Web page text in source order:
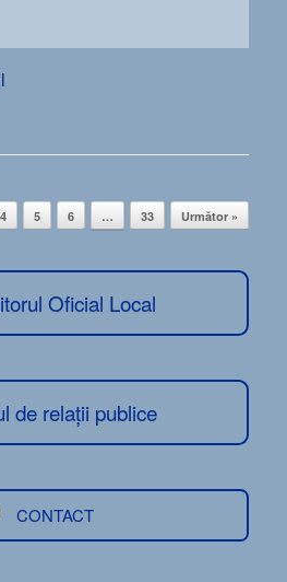
4 5 6 … 33 Următor »
Oficial Local
de relații publice
CONTACT